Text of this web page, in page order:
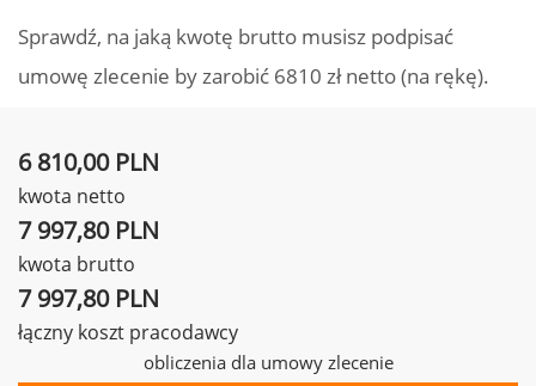
Sprawdź, na jaką kwotę brutto musisz podpisać
umowę zlecenie by zarobić 6810 zł netto (na rękę).
6 810,00 PLN
kwota netto
7 997,80 PLN
kwota brutto
7 997,80 PLN
łączny koszt pracodawcy
obliczenia dla umowy zlecenie